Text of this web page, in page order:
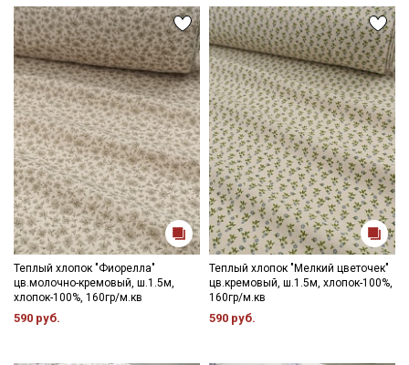
Теплый хлопок "Фиорелла"
цв.молочно-кремовый, ш.1.5м,
хлопок-100%, 160гр/м.кв
590 руб.
Теплый хлопок "Мелкий цветочек"
цв.кремовый, ш.1.5м, хлопок-100%,
160гр/м.кв
590 руб.